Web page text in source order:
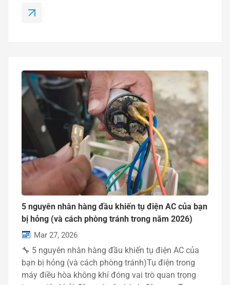
trong tụ điện, làm giảm đáng kể hiệu suất hoạt
5 nguyên nhân hàng đầu khiến tụ điện AC của bạn
bị hỏng (và cách phòng tránh trong năm 2026)
Mar 27, 2026
🔧 5 nguyên nhân hàng đầu khiến tụ điện AC của
bạn bị hỏng (và cách phòng tránh)Tụ điện trong
máy điều hòa không khí đóng vai trò quan trọng